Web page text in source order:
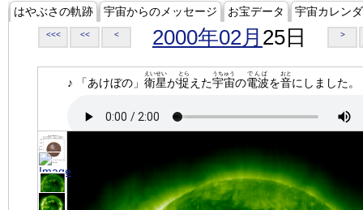
はやぶさの軌跡 宇宙からのメッセージ お宝データ 宇宙カレン
<<< << < 2000年02月 25日 >
♪ 「あけぼの」 衛星
えいせい
が捉
とら
えた宇宙
うちゅう
の電波
でんぱ
を音
おと
にしました。